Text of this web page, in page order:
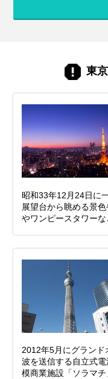
ア
戸の
ット
東京
けて
東
昭和33年12月24日に
展望台から眺める景
やワンピースタワーな
2012年5月にグランド
波を送信する自立式
模商業施設「ソラマチ